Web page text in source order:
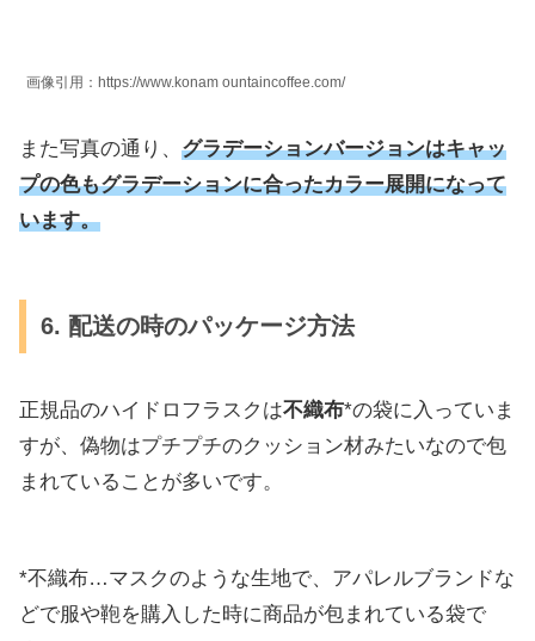
画像引用：https://www.konam ountaincoffee.com/
また写真の通り、 グラデーションバージョンはキャッ
プの色もグラデーションに合ったカラー展開になって
います。
6. 配送の時のパッケージ方法
正規品のハイドロフラスクは不織布*の袋に入っていま
すが、偽物はプチプチのクッション材みたいなので包
まれていることが多いです。
*不織布…マスクのような生地で、アパレルブランドな
どで服や鞄を購入した時に商品が包まれている袋で